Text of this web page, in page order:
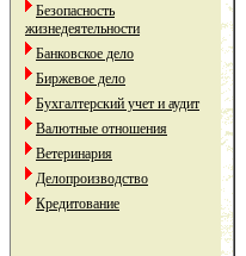
Безопасность
жизнедеятельности
Банковское дело
Биржевое дело
Бухгалтерский учет и аудит
Валютные отношения
Ветеринария
Делопроизводство
Кредитование